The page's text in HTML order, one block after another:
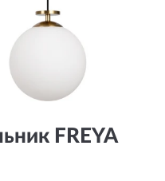
FREYA